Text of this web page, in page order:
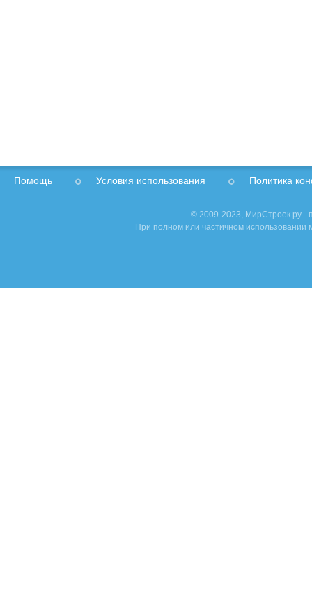
Помощь Условия использования Политика
© 2009-2023, МирСтроек.ру -
При полном или частичном использовании